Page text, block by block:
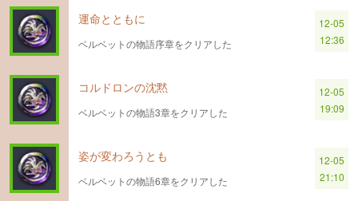
運命とともに
ベルベットの物語序章をクリアした
12-05
12:36
コルドロンの沈黙
ベルベットの物語3章をクリアした
12-05
19:09
姿が変わろうとも
ベルベットの物語6章をクリアした
12-05
21:10